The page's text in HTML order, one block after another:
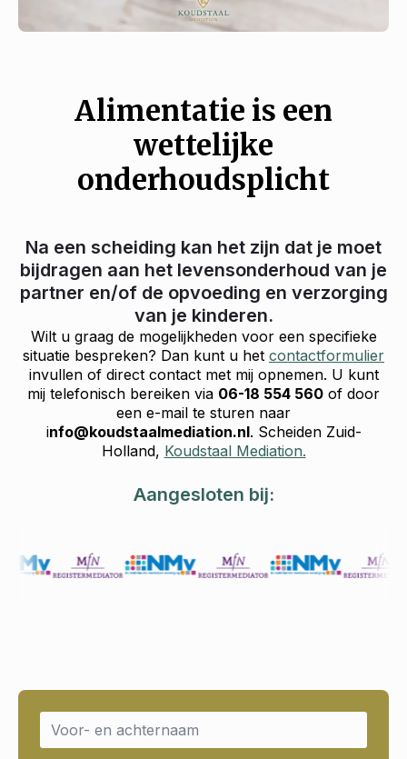
Alimentatie is een
wettelijke
onderhoudsplicht
Na een scheiding kan het zijn dat je moet
bijdragen aan het levensonderhoud van je
partner en/of de opvoeding en verzorging
van je kinderen.
Wilt u graag de mogelijkheden voor een specifieke
situatie bespreken? Dan kunt u het contactformulier
invullen of direct contact met mij opnemen. U kunt
mij telefonisch bereiken via 06-18 554 560 of door
een e-mail te sturen naar
info@koudstaalmediation.nl. Scheiden Zuid-
Holland, Koudstaal Mediation.
Aangesloten bij:
Name